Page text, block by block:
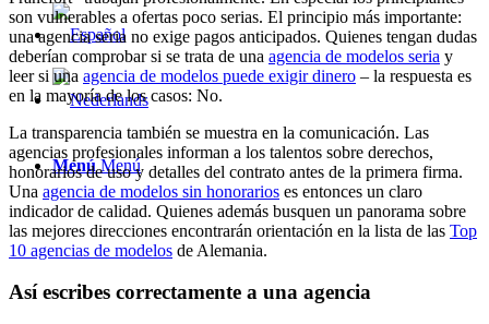
Menú Menú
son vulnerables a ofertas poco serias. El principio más importante:
una agencia seria no exige pagos anticipados. Quienes tengan dudas
deberían comprobar si se trata de una agencia de modelos seria y
leer si una agencia de modelos puede exigir dinero – la respuesta es
en la mayoría de los casos: No.
La transparencia también se muestra en la comunicación. Las
agencias profesionales informan a los talentos sobre derechos,
honorarios de uso y detalles del contrato antes de la primera firma.
Una agencia de modelos sin honorarios es entonces un claro
indicador de calidad. Quienes además busquen un panorama sobre
las mejores direcciones encontrarán orientación en la lista de las Top
10 agencias de modelos de Alemania.
Así escribes correctamente a una agencia